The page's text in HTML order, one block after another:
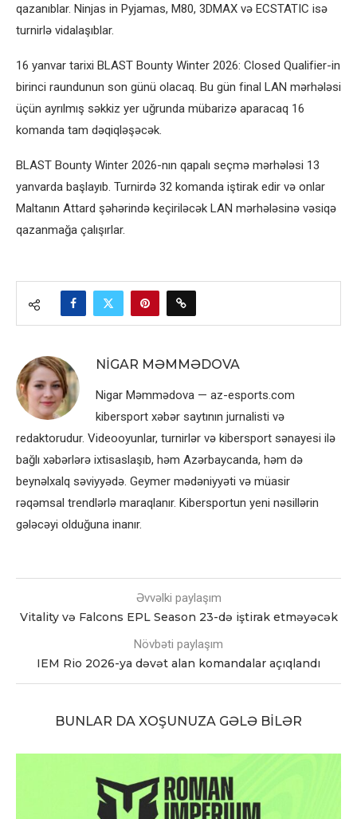
qazanıblar. Ninjas in Pyjamas, M80, 3DMAX və ECSTATIC isə
turnirlə vidalaşıblar.
16 yanvar tarixi BLAST Bounty Winter 2026: Closed Qualifier-in
birinci raundunun son günü olacaq. Bu gün final LAN mərhələsi
üçün ayrılmış səkkiz yer uğrunda mübarizə aparacaq 16
komanda tam dəqiqləşəcək.
BLAST Bounty Winter 2026-nın qapalı seçmə mərhələsi 13
yanvarda başlayıb. Turnirdə 32 komanda iştirak edir və onlar
Maltanın Attard şəhərində keçiriləcək LAN mərhələsinə vəsiqə
qazanmağa çalışırlar.
NIGAR MƏMMƏDOVA
Nigar Məmmədova — az-esports.com
kibersport xəbər saytının jurnalisti və
redaktorudur. Videooyunlar, turnirlər və kibersport sənayesi ilə
bağlı xəbərlərə ixtisaslaşıb, həm Azərbaycanda, həm də
beynəlxalq səviyyədə. Geymer mədəniyyəti və müasir
rəqəmsal trendlərlə maraqlanır. Kibersportun yeni nəsillərin
gələcəyi olduğuna inanır.
Əvvəlki paylaşım
Vitality və Falcons EPL Season 23-də iştirak etməyəcək
Növbəti paylaşım
IEM Rio 2026-ya dəvət alan komandalar açıqlandı
BUNLAR DA XOŞUNUZA GƏLƏ BILƏR